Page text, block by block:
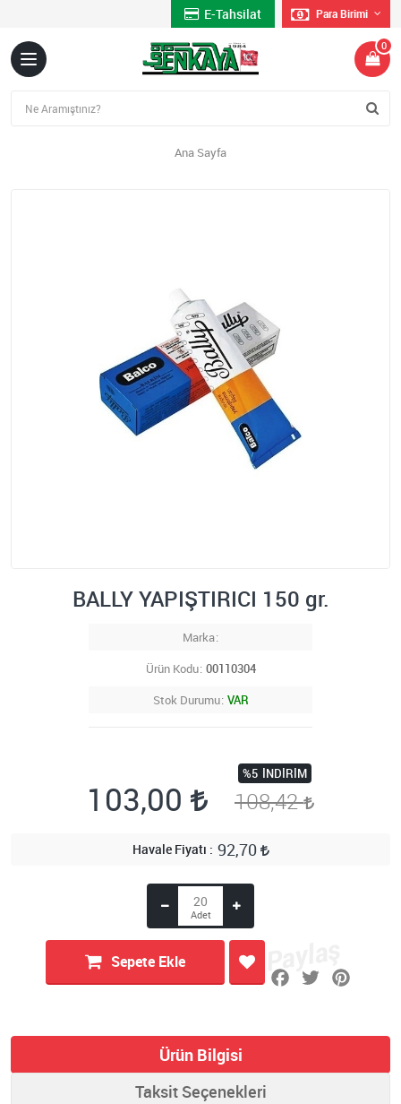
E-Tahsilat Para Birimi
0
Ana Sayfa
BALLY YAPIŞTIRICI 150 gr.
Marka
Ürün Kodu 00110304
Stok Durumu VAR
103,00
%5 İNDIRIM
108,42
Havale Fiyatı 92,70
Sepete Ekle
Ürün Bilgisi
Taksit Seçenekleri